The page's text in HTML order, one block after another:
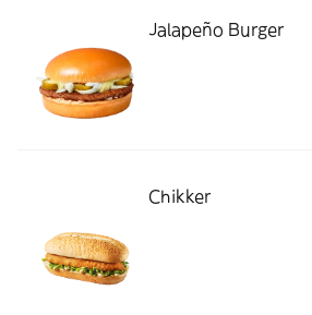
Jalapeño Burger
Chikker